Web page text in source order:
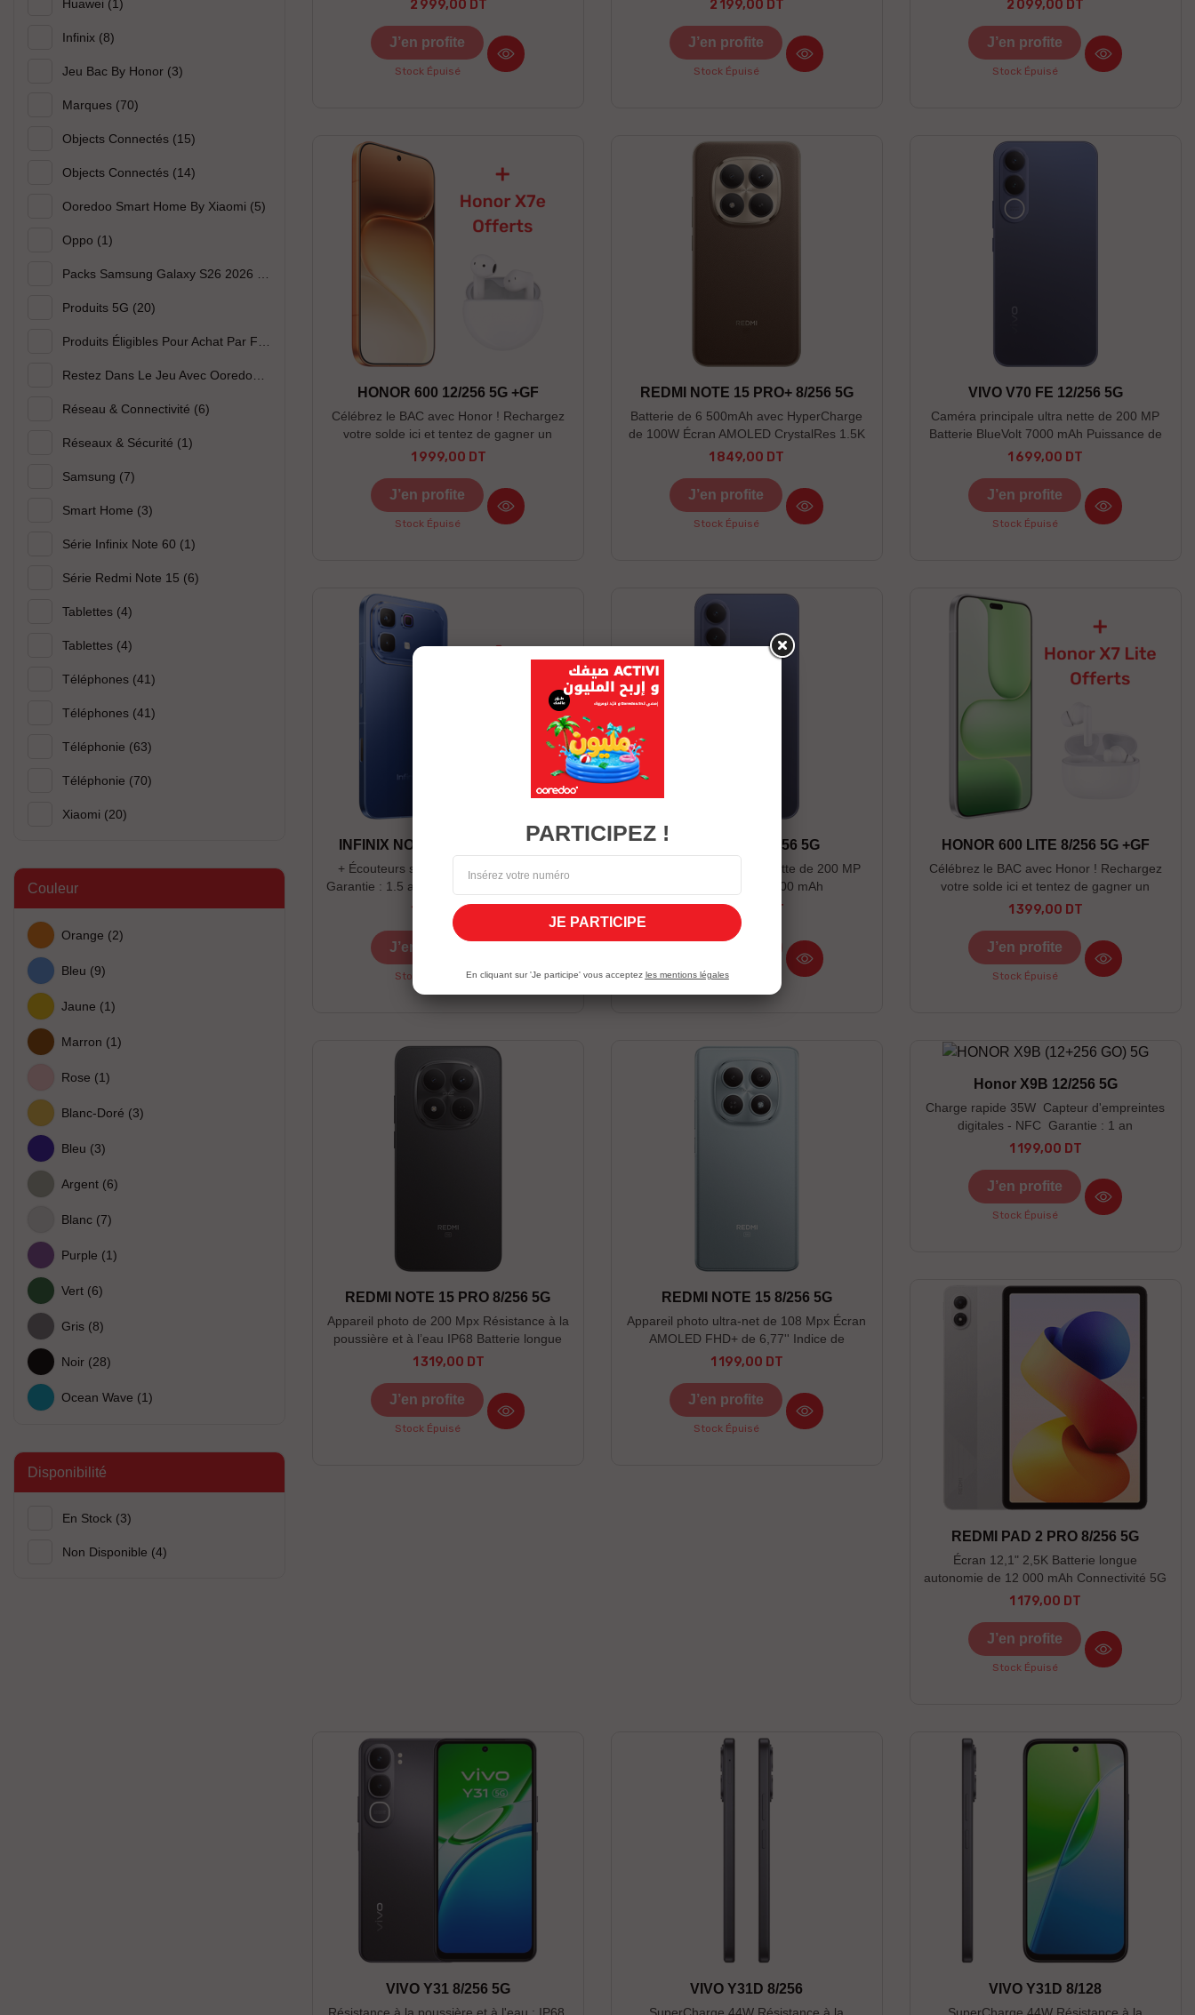
Huawei (1)
Infinix (8)
Jeu Bac By Honor (3)
Marques (70)
Objects Connectés (15)
Objects Connectés (14)
Ooredoo Smart Home By Xiaomi (5)
Oppo (1)
Produits 5G (20)
Réseau & Connectivité (6)
Réseaux & Sécurité (1)
Samsung (7)
Smart Home (3)
Série Infinix Note 60 (1)
Série Redmi Note 15 (6)
Tablettes (4)
Tablettes (4)
Téléphones (41)
Téléphones (41)
Téléphonie (63)
Téléphonie (70)
Xiaomi (20)
Couleur
Orange (2)
Bleu (9)
Jaune (1)
Marron (1)
Rose (1)
Blanc-Doré (3)
Bleu (3)
Argent (6)
Blanc (7)
Purple (1)
Vert (6)
Gris (8)
Noir (28)
Ocean Wave (1)
Disponibilité
En Stock (3)
Non Disponible (4)
----------------------------------------------------
Couleurs disponibles : Noir / Bleu ------------
------------------------------------------------------
Prix
2 999,00 DT
J’en profite
Stock Épuisé
Prix
2 199,00 DT
J’en profite
Stock Épuisé
Prix
2 099,00 DT
J’en profite
Stock Épuisé
HONOR 600 12/256 5G +GF
Célébrez le BAC avec Honor ! Rechargez
votre solde ici et tentez de gagner un
cadeau Honor Un écouteur Honor X7e
à gagner ici
Prix
1 999,00 DT
J’en profite
Stock Épuisé
REDMI NOTE 15 PRO+ 8/256 5G
Batterie de 6 500mAh avec HyperCharge
de 100W Écran AMOLED CrystalRes 1.5K
de 6,83'' Indice IP68, résistance à la
Prix
1 849,00 DT
J’en profite
Stock Épuisé
VIVO V70 FE 12/256 5G
Caméra principale ultra nette de 200 MP
Batterie BlueVolt 7000 mAh Puissance de
charge: 90W
Prix
1 699,00 DT
J’en profite
Stock Épuisé
INFINIX NOTE 60 PRO 12/256 5G
+ Écouteurs sans fil Infinix XE28 offerts
Garantie : 1.5 an Garantie Écran : 90 Jours
Offre dans la limite du stock disponible
Prix
1 569,00 DT
J’en profite
Stock Épuisé
VIVO V70 FE 8/256 5G
Caméra principale ultra nette de 200 MP
Batterie BlueVolt 7000 mAh
1 499,00 DT
Stock Épuisé
HONOR 600 LITE 8/256 5G +GF
Célébrez le BAC avec Honor ! Rechargez
votre solde ici et tentez de gagner un
cadeau Honor Un écouteur Honor X7 Lite
à gagner ici
Prix
1 399,00 DT
J’en profite
Stock Épuisé
REDMI NOTE 15 PRO 8/256 5G
Appareil photo de 200 Mpx Résistance à la
poussière et à l’eau IP68 Batterie longue
autonomie de 6 580mAh
Prix
1 319,00 DT
J’en profite
Stock Épuisé
REDMI NOTE 15 8/256 5G
Appareil photo ultra-net de 108 Mpx Écran
AMOLED FHD+ de 6,77'' Indice de
protection IP65 contre la poussière et l'eau
Prix
1 199,00 DT
J’en profite
Stock Épuisé
Honor X9B 12/256 5G
Charge rapide 35W Capteur d'empreintes
digitales - NFC Garantie : 1 an
Prix
1 199,00 DT
J’en profite
Stock Épuisé
REDMI PAD 2 PRO 8/256 5G
Écran 12,1" 2,5K Batterie longue
autonomie de 12 000 mAh Connectivité 5G
flexible
Prix
1 179,00 DT
J’en profite
Stock Épuisé
VIVO Y31 8/256 5G
Résistance à la poussière et à l'eau : IP68,
VIVO Y31D 8/256
SuperCharge 44W Résistance à la
VIVO Y31D 8/128
SuperCharge 44W Résistance à la
PARTICIPEZ !
JE PARTICIPE
En cliquant sur 'Je participe' vous acceptez les mentions légales